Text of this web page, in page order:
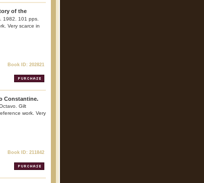
of the
1982. 101 pps.
Very scarce in
Book ID: 202821
Constantine.
Gilt
work. Very
Book ID: 211842